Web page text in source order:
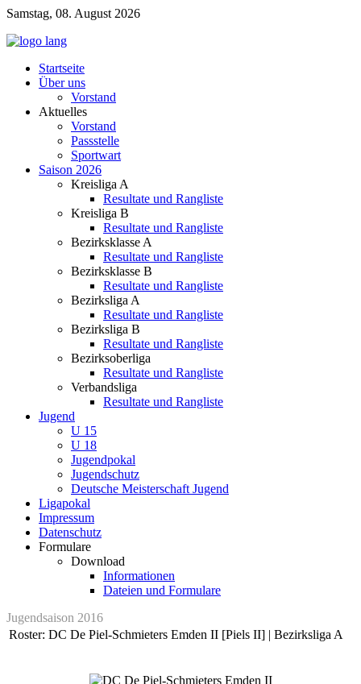
Samstag, 08. August 2026
Startseite
Über uns
Vorstand
Aktuelles
Vorstand
Passstelle
Sportwart
Saison 2026
Kreisliga A
Resultate und Rangliste
Kreisliga B
Resultate und Rangliste
Bezirksklasse A
Resultate und Rangliste
Bezirksklasse B
Resultate und Rangliste
Bezirksliga A
Resultate und Rangliste
Bezirksliga B
Resultate und Rangliste
Bezirksoberliga
Resultate und Rangliste
Verbandsliga
Resultate und Rangliste
Jugend
U 15
U 18
Jugendpokal
Jugendschutz
Deutsche Meisterschaft Jugend
Ligapokal
Impressum
Datenschutz
Formulare
Download
Informationen
Dateien und Formulare
Jugendsaison 2016
Roster: DC De Piel-Schmieters Emden II [Piels II] | Bezirksliga A